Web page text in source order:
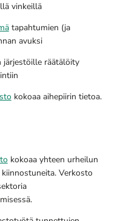
vinkeillä
tapahtumien (ja
avuksi
räätälöity
kokoaa aihepiirin tietoa.
kokoaa yhteen urheilun
Verkosto